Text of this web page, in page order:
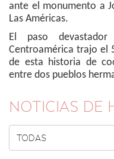
ante el monumento a
Las Américas.
El paso
Centroamérica trajo el
de esta historia de
entre dos pueblos
NOTICIAS DE
TODAS